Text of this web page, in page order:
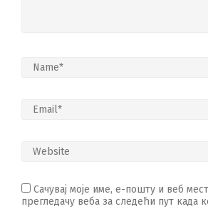
Сачувај моје име, е-пошту и веб
прегледачу веба за следећи пут када